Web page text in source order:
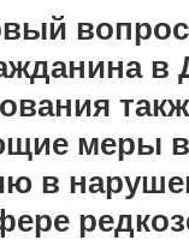
меры
в